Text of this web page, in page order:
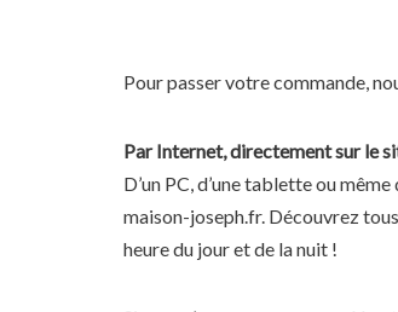
Pour passer votre commande,
Par Internet, directement sur le
D’un PC, d’une tablette ou
maison-joseph.fr. Découvrez
heure du jour et de la nuit !